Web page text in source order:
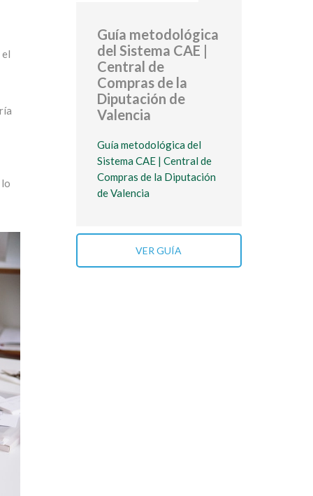
lo
Guía metodológica
del Sistema CAE |
Central de
Compras de la
Diputación de
Valencia
Guía metodológica del
Sistema CAE | Central de
Compras de la Diputación
de Valencia
VER GUÍA